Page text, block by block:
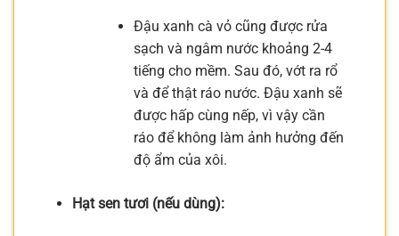
Đậu xanh cà vỏ cũng được rửa
sạch và ngâm nước khoảng 2-4
tiếng cho mềm. Sau đó, vớt ra rổ
và để thật ráo nước. Đậu xanh sẽ
được hấp cùng nếp, vì vậy cần
ráo để không làm ảnh hưởng đến
độ ẩm của xôi.
Hạt sen tươi (nếu dùng):